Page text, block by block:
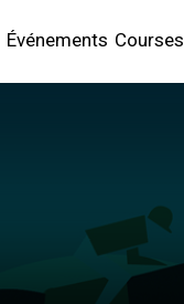
Événements Courses